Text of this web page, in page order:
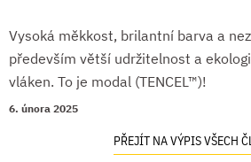
Vysoká měkkost, brilantní barva a
především větší udržitelnost a
vláken. To je modal (TENCEL™)!
6. února 2025
PŘEJÍT NA VÝPIS VŠECH